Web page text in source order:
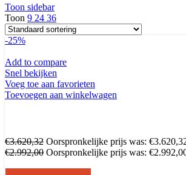
Toon sidebar
Toon 9 24 36
-25%
Add to compare
Snel bekijken
Voeg toe aan favorieten
Toevoegen aan winkelwagen
€3.620,32 Oorspronkelijke prijs was:
€2.992,00 Oorspronkelijke prijs was: